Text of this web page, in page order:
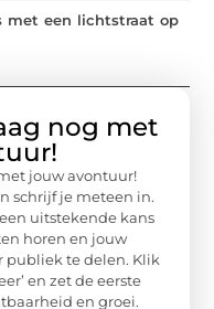
met een lichtstraat op
nog met
jouw avontuur!
schrijf je meteen in.
uitstekende kans
horen en jouw
publiek te delen. Klik
en zet de eerste
en groei.